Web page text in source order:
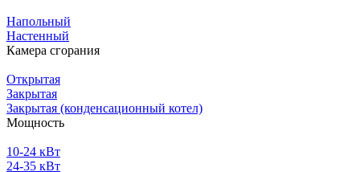
Напольный
Настенный
Камера сгорания
Открытая
Закрытая
Закрытая (конденсационный котел)
Мощность
10-24 кВт
24-35 кВт